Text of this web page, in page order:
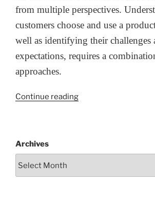
from multiple perspectives.
customers choose and use a
well as identifying their challenges
expectations, requires a
approaches.
Continue reading
Archives